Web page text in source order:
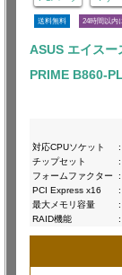
送料無料 24時間以内
ASUS エイスー
PRIME B860-
対応CPUソケット
:
チップセット
:
フォームファクター
:
PCI Express x16
:
最大メモリ容量
:
RAID機能
: